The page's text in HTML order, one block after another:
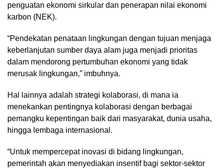
penguatan ekonomi sirkular dan penerapan nilai ekonomi
karbon (NEK).
“Pendekatan penataan lingkungan dengan tujuan menjaga
keberlanjutan sumber daya alam juga menjadi prioritas
dalam mendorong pertumbuhan ekonomi yang tidak
merusak lingkungan,” imbuhnya.
Hal lainnya adalah strategi kolaborasi, di mana ia
menekankan pentingnya kolaborasi dengan berbagai
pemangku kepentingan baik dari masyarakat, dunia usaha,
hingga lembaga internasional.
“Untuk mempercepat inovasi di bidang lingkungan,
pemerintah akan menyediakan insentif bagi sektor-sektor